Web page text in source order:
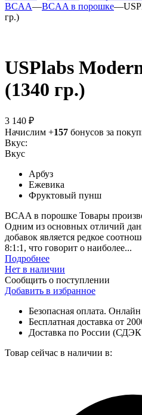
BCAA—BCAA в порошке—
гр.)
USPlabs
(1340 гр.)
3 140 ₽
Начислим +157 бонусов за
Вкус:
Вкус
Арбуз
Ежевика
Фруктовый пунш
BCAA в порошке Товары
Одним из основных отличий
добавок является редкое
8:1:1, что говорит о наиболее...
Подробнее
Нет в наличии
Сообщить о поступлении
Добавить в избранное
Безопасная оплата.
Бесплатная доставка от
Доставка по России
Товар сейчас в наличии в: